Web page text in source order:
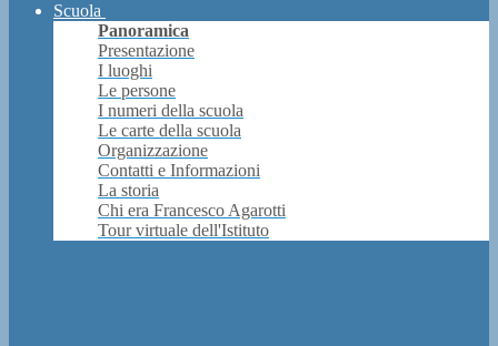
Scuola
Panoramica
Presentazione
I luoghi
Le persone
I numeri della scuola
Le carte della scuola
Organizzazione
Contatti e Informazioni
La storia
Chi era Francesco Agarotti
Tour virtuale dell'Istituto